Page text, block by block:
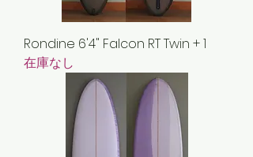
Rondine 6'4" Falcon RT Twin + 1
在庫なし